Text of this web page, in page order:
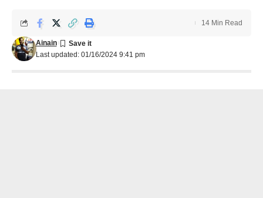
Last updated: 01/16/2024 9:41 pm
Ainain
14 Min Read